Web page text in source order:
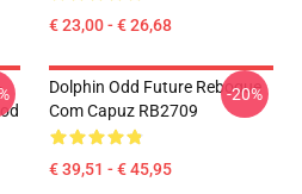
€ 23,00 - € 26,68
Dolphin Odd Future Reboque
Com Capuz RB2709
€ 39,51 - € 45,95
-20%